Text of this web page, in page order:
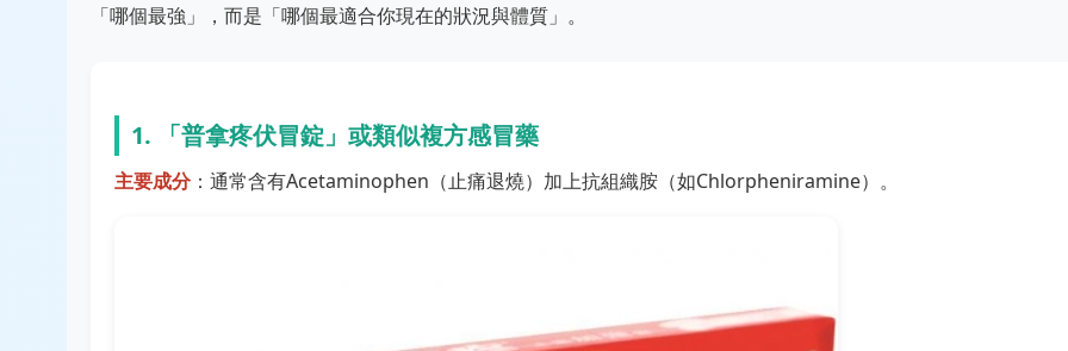
「哪個最強」，而是「哪個最適合你現在的狀況與體質」。
1. 「普拿疼伏冒錠」或類似複方感冒藥
主要成分：通常含有Acetaminophen（止痛退燒）加上抗組織胺（如Chlorpheniramine）。